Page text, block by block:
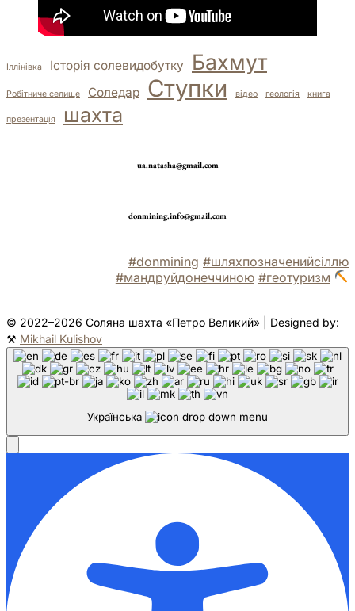
Іллінівка Історія солевидобутку Бахмут
Робітниче селище Соледар Ступки відео геологія книга
презентація шахта
ua.natasha@gmail.com
donmining.info@gmail.com
#donmining #шляхпозначенийсіллю
#мандруйдонеччиною #геотуризм
© 2022–2026 Соляна шахта «Петро Великий» | Designed by:
⚒ Mikhail Kulishov
Українська